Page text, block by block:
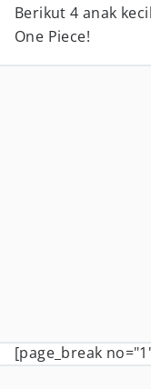
Berikut 4 anak
One Piece!
[page_break